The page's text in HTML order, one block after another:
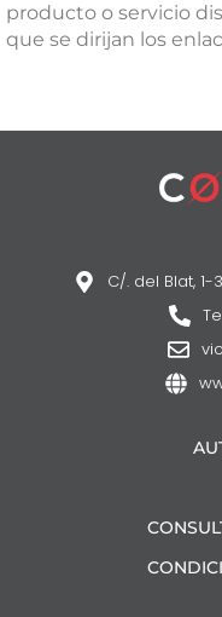
producto o servicio
que se dirijan los
C/. del Blat,